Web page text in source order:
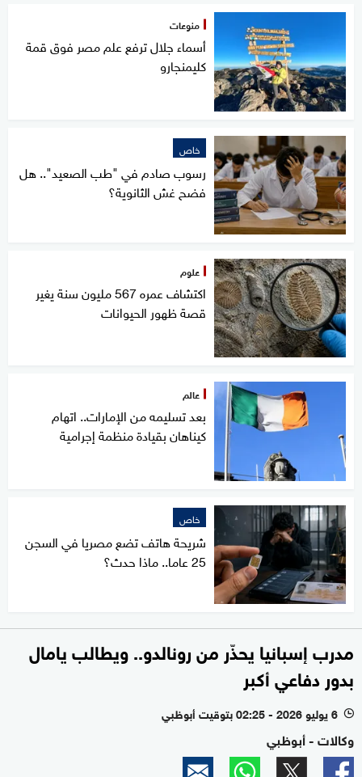
منوعات
أسماء جلال ترفع علم مصر فوق قمة
كليمنجارو
خاص
رسوب صادم في "طب الصعيد".. هل
فضح غش الثانوية؟
علوم
اكتشاف عمره 567 مليون سنة يغير
قصة ظهور الحيوانات
عالم
بعد تسليمه من الإمارات.. اتهام
كيناهان بقيادة منظمة إجرامية
خاص
شريحة هاتف تضع مصريا في السجن
25 عاما.. ماذا حدث؟
مدرب إسبانيا يحذّر من رونالدو.. ويطالب يامال
بدور دفاعي أكبر
l 6 يوليو 2026 - 02:25 بتوقيت أبوظبي
وكالات - أبوظبي